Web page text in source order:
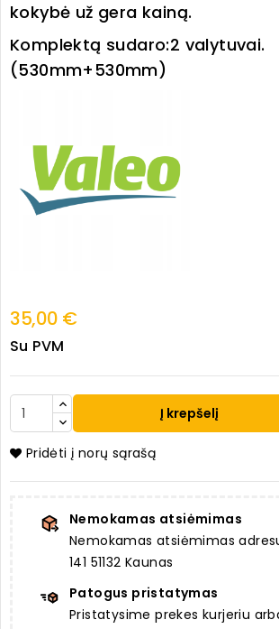
kokybė už gera kainą.
Komplektą sudaro:2 valytuvai.
(530mm+530mm)
35,00 €
Su PVM
Į krepšelį
Pridėti į norų sąrašą
Nemokamas atsiėmimas
Nemokamas atsiėmimas
141 51132 Kaunas
Patogus pristatymas
Pristatysime prekes kurjeriu